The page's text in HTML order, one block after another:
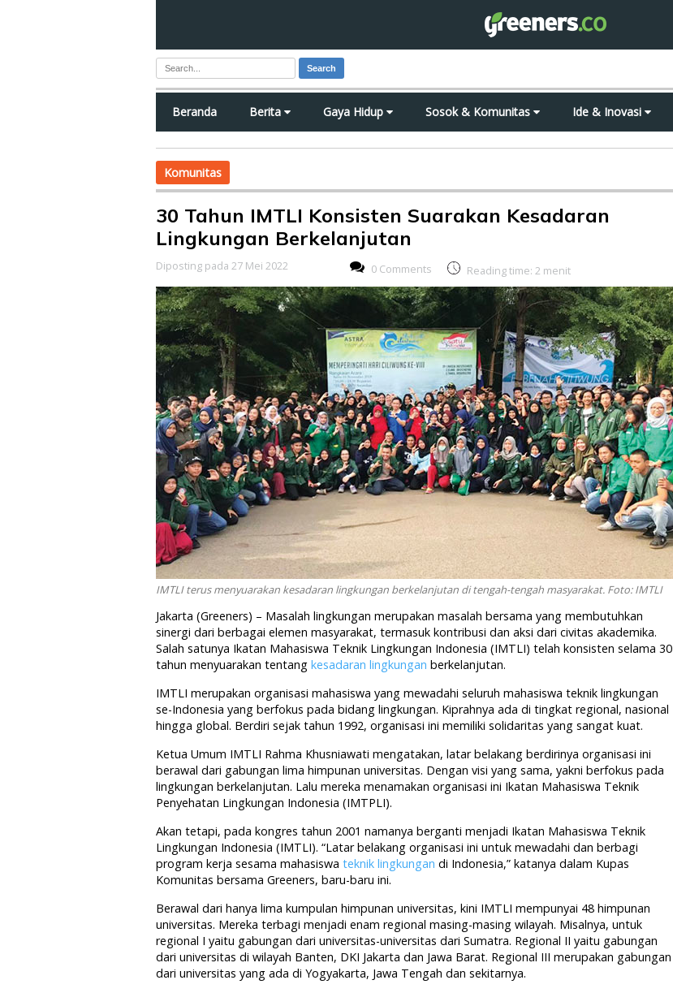
Search
Beranda Berita Gaya Hidup Sosok & Komunitas Ide & Inovasi
Komunitas
30 Tahun IMTLI Konsisten Suarakan Kesadaran
Lingkungan Berkelanjutan
Diposting pada 27 Mei 2022 0 Comments Reading time: 2 menit
IMTLI terus menyuarakan kesadaran lingkungan berkelanjutan di tengah-tengah masyarakat. Foto: IMTLI
Jakarta (Greeners) – Masalah lingkungan merupakan masalah bersama yang membutuhkan
sinergi dari berbagai elemen masyarakat, termasuk kontribusi dan aksi dari civitas akademika.
Salah satunya Ikatan Mahasiswa Teknik Lingkungan Indonesia (IMTLI) telah konsisten selama 30
tahun menyuarakan tentang kesadaran lingkungan berkelanjutan.
IMTLI merupakan organisasi mahasiswa yang mewadahi seluruh mahasiswa teknik lingkungan
se-Indonesia yang berfokus pada bidang lingkungan. Kiprahnya ada di tingkat regional, nasional
hingga global. Berdiri sejak tahun 1992, organisasi ini memiliki solidaritas yang sangat kuat.
Ketua Umum IMTLI Rahma Khusniawati mengatakan, latar belakang berdirinya organisasi ini
berawal dari gabungan lima himpunan universitas. Dengan visi yang sama, yakni berfokus pada
lingkungan berkelanjutan. Lalu mereka menamakan organisasi ini Ikatan Mahasiswa Teknik
Penyehatan Lingkungan Indonesia (IMTPLI).
Akan tetapi, pada kongres tahun 2001 namanya berganti menjadi Ikatan Mahasiswa Teknik
Lingkungan Indonesia (IMTLI). “Latar belakang organisasi ini untuk mewadahi dan berbagi
program kerja sesama mahasiswa teknik lingkungan di Indonesia,” katanya dalam Kupas
Komunitas bersama Greeners, baru-baru ini.
Berawal dari hanya lima kumpulan himpunan universitas, kini IMTLI mempunyai 48 himpunan
universitas. Mereka terbagi menjadi enam regional masing-masing wilayah. Misalnya, untuk
regional I yaitu gabungan dari universitas-universitas dari Sumatra. Regional II yaitu gabungan
dari universitas di wilayah Banten, DKI Jakarta dan Jawa Barat. Regional III merupakan gabungan
dari universitas yang ada di Yogyakarta, Jawa Tengah dan sekitarnya.